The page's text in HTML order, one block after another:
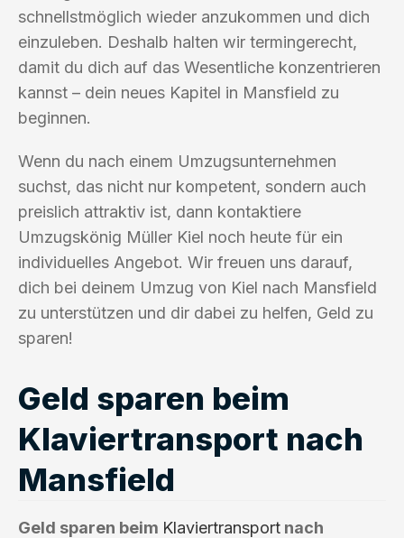
schnellstmöglich wieder anzukommen und dich
einzuleben. Deshalb halten wir termingerecht,
damit du dich auf das Wesentliche konzentrieren
kannst – dein neues Kapitel in Mansfield zu
beginnen.
Wenn du nach einem Umzugsunternehmen
suchst, das nicht nur kompetent, sondern auch
preislich attraktiv ist, dann kontaktiere
Umzugskönig Müller Kiel noch heute für ein
individuelles Angebot. Wir freuen uns darauf,
dich bei deinem Umzug von Kiel nach Mansfield
zu unterstützen und dir dabei zu helfen, Geld zu
sparen!
Geld sparen beim
Klaviertransport nach
Mansfield
Geld sparen beim Klaviertransport nach